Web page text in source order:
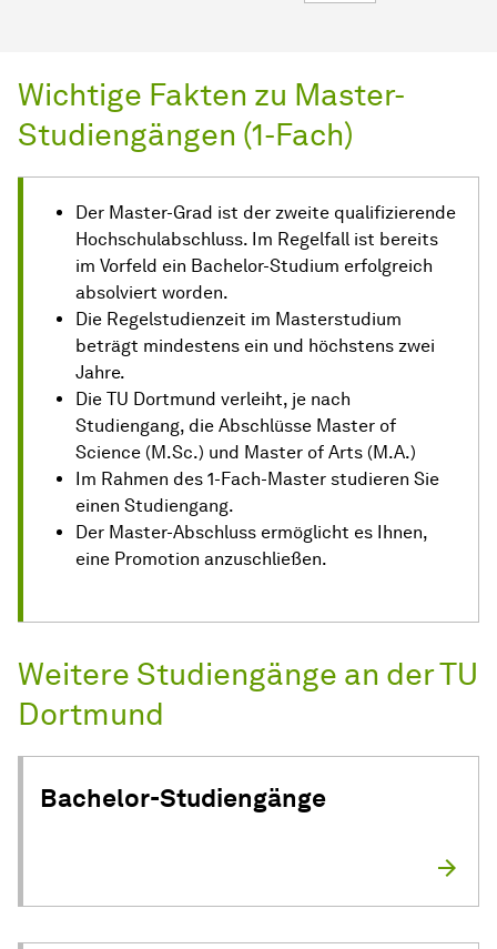
Wichtige Fakten zu Master-
Studiengängen (1-Fach)
Der Master-Grad ist der zweite qualifizierende
Hochschulabschluss. Im Regelfall ist bereits
im Vorfeld ein Bachelor-Studium erfolgreich
absolviert worden.
Die Regelstudienzeit im Masterstudium
beträgt mindestens ein und höchstens zwei
Jahre.
Die TU Dortmund verleiht, je nach
Studiengang, die Abschlüsse Master of
Science (M.Sc.) und Master of Arts (M.A.)
Im Rahmen des 1-Fach-Master studieren Sie
einen Studiengang.
Der Master-Abschluss ermöglicht es Ihnen,
eine Promotion anzuschließen.
Weitere Studiengänge an der TU
Dortmund
Bachelor-Studiengänge